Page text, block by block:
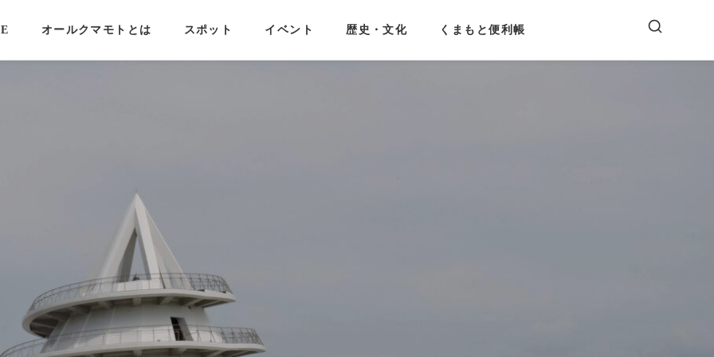
オールクマモトとは スポット イベント 歴史・文化 くまもと便利帳